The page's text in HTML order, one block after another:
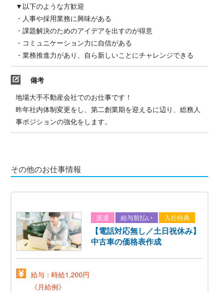
▼以下のような方歓迎
・人事や採用業務に興味がある
・課題解決のためのアイデアを出すのが得意
・コミュニケーション力に自信がある
・業務推進力があり、自ら新しいことにチャレンジできる
備考
地場大手不動産会社でのお仕事です！
昨年社内体制変更をし、第二創業期を迎えるに辺り、総務人
事ポジションの強化をします。
その他のお仕事情報
派遣 給与前払い 入社特典
【電話対応無し／土日祝休み】
中古車の価格表作成
給与：時給1,200円
《月給例》